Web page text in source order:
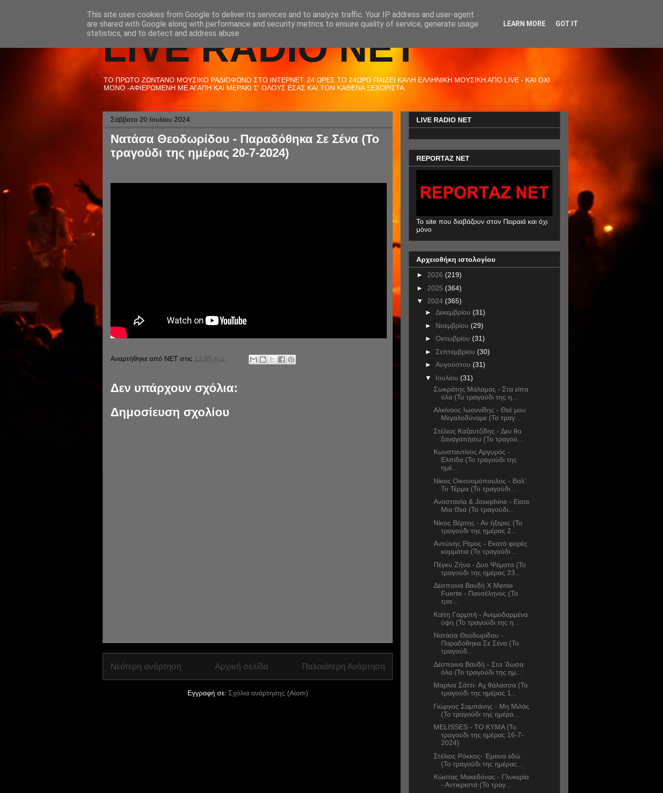
LIVE RADIO NET
ΤΟ ΠΡΩΤΟ ΖΩΝΤΑΝΟ ΜΟΥΣΙΚΟ ΡΑΔΙΟΦΩΝΟ ΣΤΟ ΙΝΤΕΡΝΕΤ. 24 ΩΡΕΣ ΤΟ 24ΩΡΟ ΠΑΙΖΕΙ ΚΑΛΗ ΕΛΛΗΝΙΚΗ ΜΟΥΣΙΚΗ ΑΠΟ LIVE - ΚΑΙ ΟΧΙ
ΜΟΝΟ -ΑΦΙΕΡΩΜΕΝΗ ΜΕ ΑΓΑΠΗ ΚΑΙ ΜΕΡΑΚΙ Σ' ΟΛΟΥΣ ΕΣΑΣ ΚΑΙ ΤΟΝ ΚΑΘΕΝΑ ΞΕΧΩΡΙΣΤΑ.
Σάββατο 20 Ιουλίου 2024
Νατάσα Θεοδωρίδου - Παραδόθηκα Σε Σένα (Το
τραγούδι της ημέρας 20-7-2024)
Αναρτήθηκε από NET στις 12:05 π.μ.
Δεν υπάρχουν σχόλια:
Δημοσίευση σχολίου
Νεότερη ανάρτηση Παλαιότερη Ανάρτηση
Αρχική σελίδα
Εγγραφή σε: Σχόλια ανάρτησης (Atom)
LIVE RADIO NET
REPORTAZ NET
To site που διαβάζουν στον Πειραιά και όχι
μόνο
Αρχειοθήκη ιστολογίου
► 2026 (219)
► 2025 (364)
▼ 2024 (365)
► Δεκεμβρίου (31)
► Νοεμβρίου (29)
► Οκτωβρίου (31)
► Σεπτεμβρίου (30)
► Αυγούστου (31)
▼ Ιουλίου (31)
Σωκράτης Μάλαμας - Στα είπα
όλα (Το τραγούδι της η...
Αλκίνοος Ιωαννίδης - Θεέ μου
Μεγαλοδύναμε (Το τραγ...
Στέλιος Καζαντζίδης - Δεν θα
ξαναγαπήσω (Το τραγού...
Κωνσταντίνος Αργυρός -
Ελπίδα (Το τραγούδι της
ημέ...
Νίκος Οικονομόπουλος - Βαλ'
Το Τέρμα (Το τραγούδι ...
Αναστασία & Josephine - Είσαι
Μια Θεά (Το τραγούδι...
Νίκος Βέρτης - Αν ήξερες (Το
τραγούδι της ημέρας 2...
Αντώνης Ρέμος - Εκατό φορές
κομμάτια (Το τραγούδι ...
Πέγκυ Ζήνα - Δυο Ψέματα (Το
τραγούδι της ημέρας 23...
Δέσποινα Βανδή Χ Mente
Fuerte - Πανσέληνος (Το
τρα...
Καίτη Γαρμπή - Ανεμοδαρμένα
ύψη (Το τραγούδι της η...
Νατάσα Θεοδωρίδου -
Παραδόθηκα Σε Σένα (Το
τραγούδ...
Δέσποινα Βανδή - Στα 'δωσα
όλα (Το τραγούδι της ημ...
Μαρίνα Σάττι- Αχ θάλασσα (Το
τραγούδι της ημέρας 1...
Γιώργος Σαμπάνης - Μη Μιλάς
(Το τραγούδι της ημέρα...
MELISSES - TO KYMA (Το
τραγούδι της ημέρας 16-7-
2024)
Στέλιος Ρόκκος- Έμεινα εδώ
(Το τραγούδι της ημέρας...
Κώστας Μακεδόνας - Γλυκερία
- Αντικριστά (Το τραγ...
This site uses cookies from Google to deliver its services and to analyze traffic. Your IP address and user-agent
are shared with Google along with performance and security metrics to ensure quality of service, generate usage
statistics, and to detect and address abuse.
LEARN MORE GOT IT